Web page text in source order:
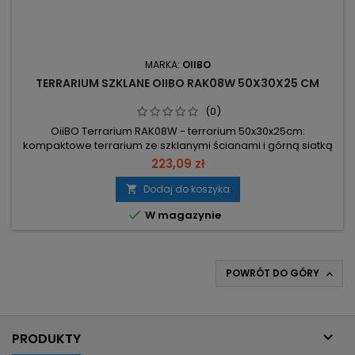
MARKA: OIIBO
TERRARIUM SZKLANE OIIBO RAK08W 50X30X25 CM
(0)
OiiBO Terrarium RAK08W - terrarium 50x30x25cm:
kompaktowe terrarium ze szklanymi ścianami i górną siatką
wentylacyjną, przygotowane do montażu oświetlenia oraz
maty grzewczej. Wymiary 50,8×30,5×25,5 cm – odpowiednie
dla małych gadów i gryzoni (np. gekony, chomiki, świnki
morskie). Szklane 360° + górna siatka – maksymalny dostęp
światła i UVB;...
223,09 zł
 Dodaj do koszyka
 W magazynie
POWRÓT DO GÓRY 
PRODUKTY 